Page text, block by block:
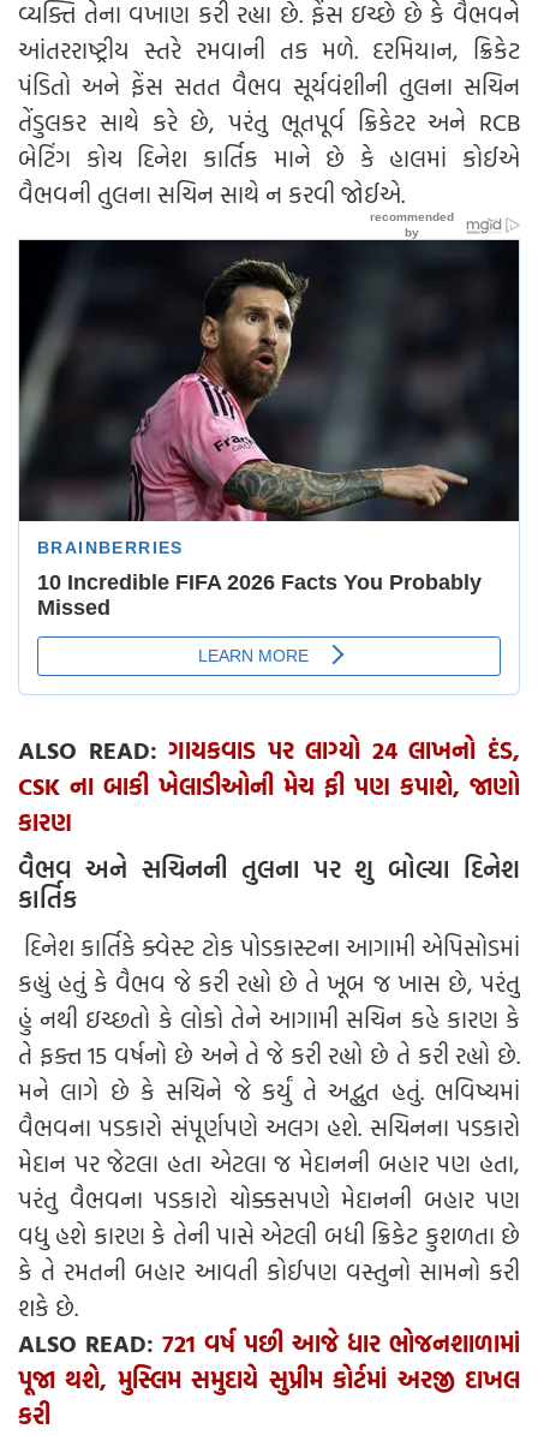
વ્યક્તિ તેના વખાણ કરી રહ્યા છે. ફેંસ ઇચ્છે છે કે વૈભવને
આંતરરાષ્ટ્રીય સ્તરે રમવાની તક મળે. દરમિયાન, ક્રિકેટ
પંડિતો અને ફેંસ સતત વૈભવ સૂર્યવંશીની તુલના સચિન
તેંડુલકર સાથે કરે છે, પરંતુ ભૂતપૂર્વ ક્રિકેટર અને RCB
બેટિંગ કોચ દિનેશ કાર્તિક માને છે કે હાલમાં કોઈએ
વૈભવની તુલના સચિન સાથે ન કરવી જોઈએ.
ALSO READ:ગાયકવાડ પર લાગ્યો 24 લાખનો દંડ,
CSK ના બાકી ખેલાડીઓની મેચ ફી પણ કપાશે, જાણો
કારણ
વૈભવ અને સચિનની તુલના પર શુ બોલ્યા દિનેશ
કાર્તિક
દિનેશ કાર્તિકે ક્વેસ્ટ ટોક પોડકાસ્ટના આગામી એપિસોડમાં
કહ્યું હતું કે વૈભવ જે કરી રહ્યો છે તે ખૂબ જ ખાસ છે, પરંતુ
હું નથી ઇચ્છતો કે લોકો તેને આગામી સચિન કહે કારણ કે
તે ફક્ત 15 વર્ષનો છે અને તે જે કરી રહ્યો છે તે કરી રહ્યો છે.
મને લાગે છે કે સચિને જે કર્યું તે અદ્ભુત હતું. ભવિષ્યમાં
વૈભવના પડકારો સંપૂર્ણપણે અલગ હશે. સચિનના પડકારો
મેદાન પર જેટલા હતા એટલા જ મેદાનની બહાર પણ હતા,
પરંતુ વૈભવના પડકારો ચોક્કસપણે મેદાનની બહાર પણ
વધુ હશે કારણ કે તેની પાસે એટલી બધી ક્રિકેટ કુશળતા છે
કે તે રમતની બહાર આવતી કોઈપણ વસ્તુનો સામનો કરી
શકે છે.
ALSO READ: 721 વર્ષ પછી આજે ધાર ભોજનશાળામાં
પૂજા થશે, મુસ્લિમ સમુદાયે સુપ્રીમ કોર્ટમાં અરજી દાખલ
કરી